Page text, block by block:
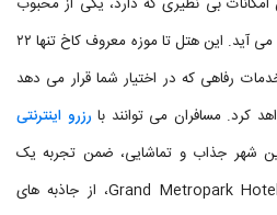
ترین هتل های شهر پکن به حساب می آید. این هتل تا موزه معروف کاخ تنها ۲۲
رفاهی که در اختیار شما قرار می دهد
مسافران می توانند با رزرو اینترنتی
شهر جذاب و تماشایی، ضمن تجربه یک
اقامت رؤیایی در هتل Grand Metropark Hotel Beijing، از جاذبه های